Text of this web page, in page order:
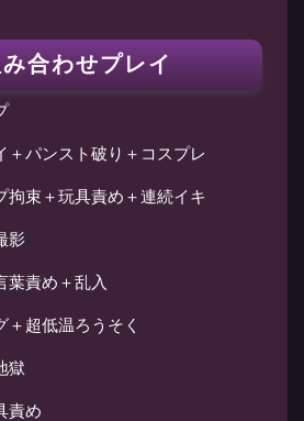
合わせプレイ
＋パンスト破り＋コスプレ
拘束＋玩具責め＋連続イキ
影
葉責め＋乱入
＋超低温ろうそく
獄
責め